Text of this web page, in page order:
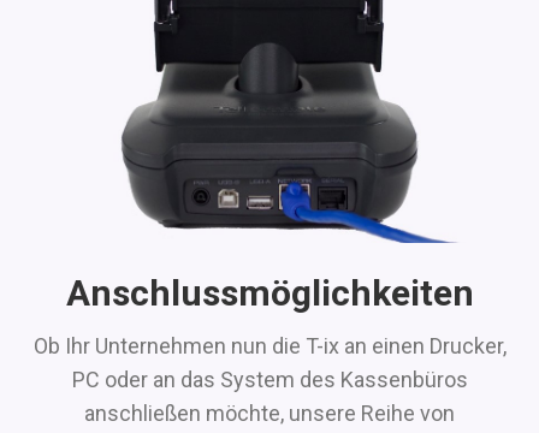
Anschlussmöglichkeiten
Ob Ihr Unternehmen nun die T-ix an einen Drucker,
PC oder an das System des Kassenbüros
anschließen möchte, unsere Reihe von